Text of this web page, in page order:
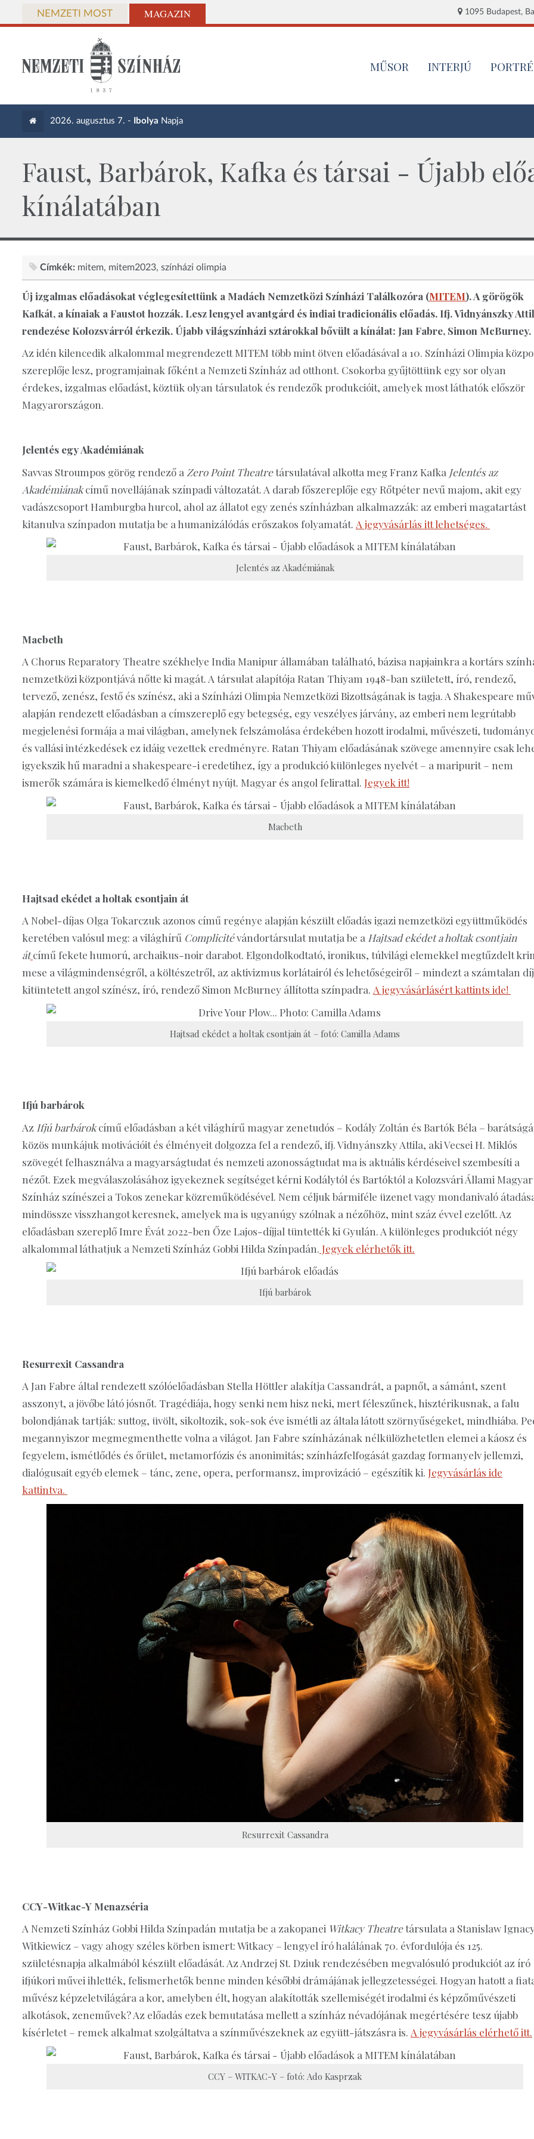
NEMZETI MOST MAGAZIN 1095 Budapest,
MŰSOR INTERJÚ PORTRÉ
2026. augusztus 7. - Ibolya Napja
Faust, Barbárok, Kafka és társai - Újabb
kínálatában
Címkék: mitem mitem2023 színházi olimpia
Új izgalmas előadásokat véglegesítettünk a Madách Nemzetközi Színházi Találkozóra (MITEM). A görögök
Kafkát, a kínaiak a Faustot hozzák. Lesz lengyel avantgárd és indiai tradicionális előadás. Ifj. Vidnyánszky
rendezése Kolozsvárról érkezik. Újabb világszínházi sztárokkal bővült a kínálat: Jan Fabre, Simon McBurney.
Az idén kilencedik alkalommal megrendezett MITEM több mint ötven előadásával a 10. Színházi Olimpia
szereplője lesz, programjainak főként a Nemzeti Színház ad otthont. Csokorba gyűjtöttünk egy sor olyan
érdekes, izgalmas előadást, köztük olyan társulatok és rendezők produkcióit, amelyek most láthatók először
Magyarországon.
Jelentés egy Akadémiának
Savvas Stroumpos görög rendező a Zero Point Theatretársulatával alkotta meg Franz Kafka Jelentés az
Akadémiánakcímű novellájának színpadi változatát. A darab főszereplője egy Rőtpéter nevű majom, akit egy
vadászcsoport Hamburgba hurcol, ahol az állatot egy zenés színházban alkalmazzák: az emberi magatartást
kitanulva színpadon mutatja be a humanizálódás erőszakos folyamatát. A jegyvásárlás itt lehetséges.
Jelentés az Akadémiának
Macbeth
A Chorus Reparatory Theatre székhelye India Manipur államában található, bázisa napjainkra a kortárs
nemzetközi központjává nőtte ki magát. A társulat alapítója Ratan Thiyam 1948-ban született, író, rendező,
tervező, zenész, festő és színész, aki a Színházi Olimpia Nemzetközi Bizottságának is tagja. A Shakespeare
alapján rendezett előadásban a címszereplő egy betegség, egy veszélyes járvány, az emberi nem legrútabb
megjelenési formája a mai világban, amelynek felszámolása érdekében hozott irodalmi, művészeti,
és vallási intézkedések ez idáig vezettek eredményre. Ratan Thiyam előadásának szövege amennyire csak
igyekszik hű maradni a shakespeare-i eredetihez, így a produkció különleges nyelvét – a maripurit – nem
ismerők számára is kiemelkedő élményt nyújt. Magyar és angol felirattal. Jegyek itt!
Macbeth
Hajtsad ekédet a holtak csontjain át
A Nobel-díjas Olga Tokarczuk azonos című regénye alapján készült előadás igazi nemzetközi együttműködés
keretében valósul meg: a világhírű Complicitévándortársulat mutatja be a Hajtsad ekédet a holtak csontjain
át című fekete humorú, archaikus-noir darabot. Elgondolkodtató, ironikus, túlvilági elemekkel megtűzdelt
mese a világmindenségről, a költészetről, az aktivizmus korlátairól és lehetőségeiről – mindezt a számtalan
kitüntetett angol színész, író, rendező Simon McBurney állította színpadra. A jegyvásárlásért kattints ide!
Hajtsad ekédet a holtak csontjain át – fotó: Camilla Adams
Ifjú barbárok
Az Ifjú barbárokcímű előadásban a két világhírű magyar zenetudós – Kodály Zoltán és Bartók Béla –
közös munkájuk motivációit és élményeit dolgozza fel a rendező, ifj. Vidnyánszky Attila, aki Vecsei H. Miklós
szövegét felhasználva a magyarságtudat és nemzeti azonosságtudat ma is aktuális kérdéseivel szembesíti a
nézőt. Ezek megválaszolásához igyekeznek segítséget kérni Kodálytól és Bartóktól a Kolozsvári Állami Magyar
Színház színészei a Tokos zenekar közreműködésével. Nem céljuk bármiféle üzenet vagy mondanivaló
mindössze visszhangot keresnek, amelyek ma is ugyanúgy szólnak a nézőhöz, mint száz évvel ezelőtt. Az
előadásban szereplő Imre Évát 2022-ben Őze Lajos-díjjal tüntették ki Gyulán. A különleges produkciót négy
alkalommal láthatjuk a Nemzeti Színház Gobbi Hilda Színpadán. Jegyek elérhetők itt.
Ifjú barbárok
Resurrexit Cassandra
A Jan Fabre által rendezett szólóelőadásban Stella Höttler alakítja Cassandrát, a papnőt, a sámánt, szent
asszonyt, a jövőbe látó jósnőt. Tragédiája, hogy senki nem hisz neki, mert féleszűnek, hisztérikusnak, a falu
bolondjának tartják: suttog, üvölt, sikoltozik, sok-sok éve ismétli az általa látott szörnyűségeket, mindhiába.
megannyiszor megmegmenthette volna a világot. Jan Fabre színházának nélkülözhetetlen elemei a káosz és
fegyelem, ismétlődés és őrület, metamorfózis és anonimitás; színházfelfogását gazdag formanyelv jellemzi,
dialógusait egyéb elemek – tánc, zene, opera, performansz, improvizáció – egészítik ki. Jegyvásárlás ide
kattintva.
Resurrexit Cassandra
CCY-Witkac-Y Menazséria
A Nemzeti Színház Gobbi Hilda Színpadán mutatja be a zakopanei Witkacy Theatretársulata a Stanislaw
Witkiewicz – vagy ahogy széles körben ismert: Witkacy – lengyel író halálának 70. évfordulója és 125.
születésnapja alkalmából készült előadását. Az Andrzej St. Dziuk rendezésében megvalósuló produkciót az író
ifjúkori művei ihlették, felismerhetők benne minden későbbi drámájának jellegzetességei. Hogyan hatott a
művész képzeletvilágára a kor, amelyben élt, hogyan alakították szellemiségét irodalmi és képzőművészeti
alkotások, zeneművek? Az előadás ezek bemutatása mellett a színház névadójának megértésére tesz újabb
kísérletet – remek alkalmat szolgáltatva a színművészeknek az együtt-játszásra is. A jegyvásárlás elérhető itt.
CCY – WITKAC-Y – fotó: Ado Kasprzak